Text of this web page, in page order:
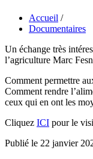
Accueil /
Documentaires
Un échange très
l’agriculture Marc
Comment permettre
Comment rendre
ceux qui en ont les
Cliquez ICI pour le
Publié le 22 janvier